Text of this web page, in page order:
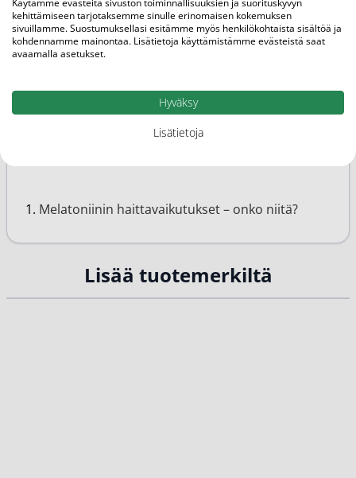
Uni ja nukkuminen
Melarest
Tuotemerkit
Tarjoustärpit
Melatoniinin haittavaikutukset – onko niitä?
Lisää tuotemerkiltä
kehittämiseen tarjotaksemme sinulle erinomaisen kokemuksen
sivuillamme. Suostumuksellasi esitämme myös henkilökohtaista sisältöä ja
kohdennamme mainontaa. Lisätietoja käyttämistämme evästeistä saat
avaamalla asetukset.
Hyväksy
Lisätietoja